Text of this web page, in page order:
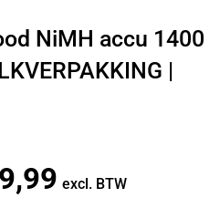
NiMH accu 1400
|
Huidige
excl. BTW